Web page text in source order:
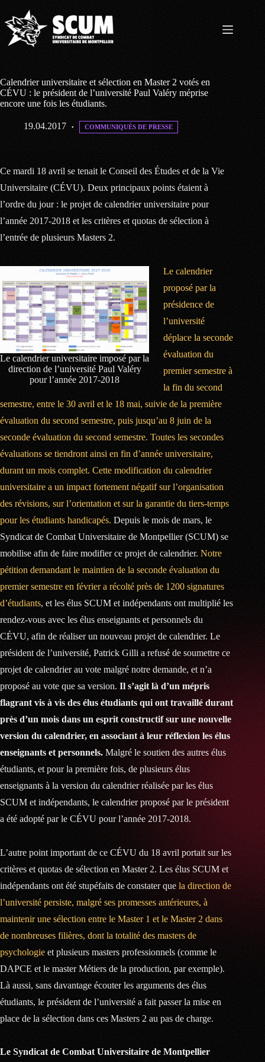
contenu
Calendrier universitaire et sélection en Master 2 votés en
CÉVU : le président de l’université Paul Valéry méprise
encore une fois les étudiants.
19.04.2017 COMMUNIQUÉS DE PRESSE
Ce mardi 18 avril se tenait le Conseil des Études et de la Vie
Universitaire (CÉVU). Deux principaux points étaient à
l’ordre du jour : le projet de calendrier universitaire pour
l’année 2017-2018 et les critères et quotas de sélection à
l’entrée de plusieurs Masters 2.
Le calendrier universitaire imposé par la
direction de l’université Paul Valéry
pour l’année 2017-2018
Le calendrier
proposé par la
présidence de
l’université
déplace la seconde
évaluation du
premier semestre à
la fin du second
semestre, entre le 30 avril et le 18 mai, suivie de la première
évaluation du second semestre, puis jusqu’au 8 juin de la
seconde évaluation du second semestre. Toutes les secondes
évaluations se tiendront ainsi en fin d’année universitaire,
durant un mois complet. Cette modification du calendrier
universitaire a un impact fortement négatif sur l’organisation
des révisions, sur l’orientation et sur la garantie du tiers-temps
pour les étudiants handicapés. Depuis le mois de mars, le
Syndicat de Combat Universitaire de Montpellier (SCUM) se
mobilise afin de faire modifier ce projet de calendrier. Notre
pétition demandant le maintien de la seconde évaluation du
premier semestre en février a récolté près de 1200 signatures
d’étudiants, et les élus SCUM et indépendants ont multiplié les
rendez-vous avec les élus enseignants et personnels du
CÉVU, afin de réaliser un nouveau projet de calendrier. Le
président de l’université, Patrick Gilli a refusé de soumettre ce
projet de calendrier au vote malgré notre demande, et n’a
proposé au vote que sa version. Il s’agit là d’un mépris
flagrant vis à vis des élus étudiants qui ont travaillé durant
près d’un mois dans un esprit constructif sur une nouvelle
version du calendrier, en associant à leur réflexion les élus
enseignants et personnels. Malgré le soutien des autres élus
étudiants, et pour la première fois, de plusieurs élus
enseignants à la version du calendrier réalisée par les élus
SCUM et indépendants, le calendrier proposé par le président
a été adopté par le CÉVU pour l’année 2017-2018.
L’autre point important de ce CÉVU du 18 avril portait sur les
critères et quotas de sélection en Master 2. Les élus SCUM et
indépendants ont été stupéfaits de constater que la direction de
l’université persiste, malgré ses promesses antérieures, à
maintenir une sélection entre le Master 1 et le Master 2 dans
de nombreuses filières, dont la totalité des masters de
psychologie et plusieurs masters professionnels (comme le
DAPCE et le master Métiers de la production, par exemple).
Là aussi, sans davantage écouter les arguments des élus
étudiants, le président de l’université a fait passer la mise en
place de la sélection dans ces Masters 2 au pas de charge.
Le Syndicat de Combat Universitaire de Montpellier